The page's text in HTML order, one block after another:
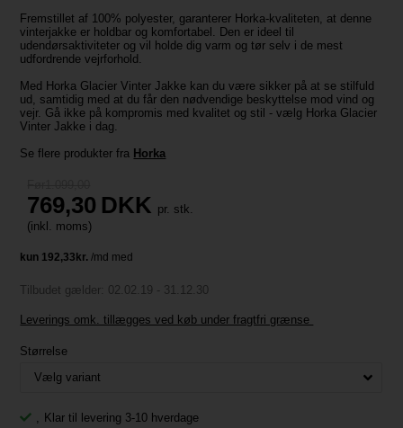
Fremstillet af 100% polyester, garanterer Horka-kvaliteten, at denne
vinterjakke er holdbar og komfortabel. Den er ideel til
udendørsaktiviteter og vil holde dig varm og tør selv i de mest
udfordrende vejrforhold.
Med Horka Glacier Vinter Jakke kan du være sikker på at se stilfuld
ud, samtidig med at du får den nødvendige beskyttelse mod vind og
vejr. Gå ikke på kompromis med kvalitet og stil - vælg Horka Glacier
Vinter Jakke i dag.
Se flere produkter fra Horka
769,30 DKK pr. stk.
(inkl. moms)
Tilbudet gælder: 02.02.19 - 31.12.30
Leverings omk. tillægges ved køb under fragtfri grænse
Størrelse
Klar til levering 3-10 hverdage